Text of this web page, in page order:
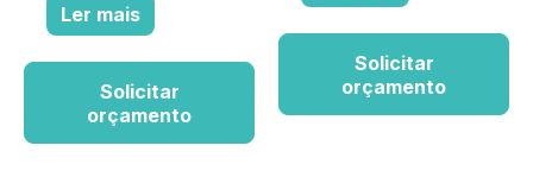
Ler mais
Solicitar
orçamento
Solicitar
orçamento